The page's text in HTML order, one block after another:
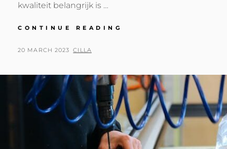
kwaliteit belangrijk is …
CONTINUE READING
EN
SPECERIJEN
TE
SCOREN:
ONTDEK
HET
HIER!
POSTED
20 MARCH 2023 BY
CILLA